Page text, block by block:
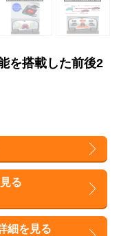
を搭載した前後2
る
細を見る